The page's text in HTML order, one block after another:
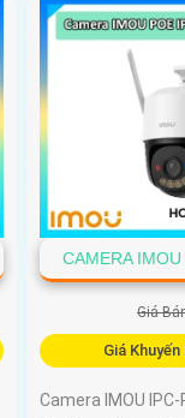
CAMERA
Giá
Giá
Camera IMOU